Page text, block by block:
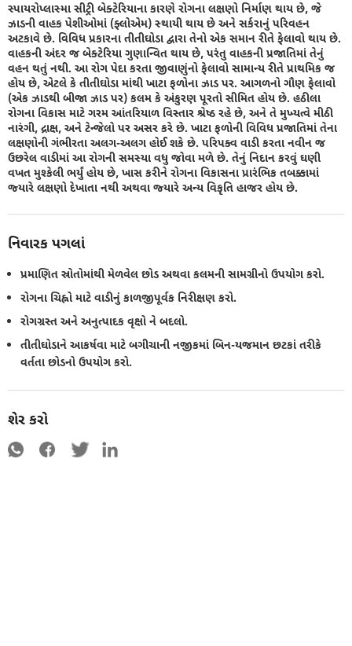
સ્પાયરોપ્લાસ્મા સીટ્રી બેક્ટેરિયાના કારણે રોગના લક્ષણો નિર્માણ થાય છે, જે
ઝાડની વાહક પેશીઓમાં (ફ્લોએમ) સ્થાયી થાય છે અને સર્કરાનું પરિવહન
અટકાવે છે. વિવિધ પ્રકારના તીતીઘોડા દ્વારા તેનો એક સમાન રીતે ફેલાવો થાય છે.
વાહકની અંદર જ બેક્ટેરિયા ગુણાન્વિત થાય છે, પરંતુ વાહકની પ્રજાતિમાં તેનું
વહન થતું નથી. આ રોગ પેદા કરતા જીવાણુંનો ફેલાવો સામાન્ય રીતે પ્રાથમિક જ
હોય છે, એટલે કે તીતીઘોડા માંથી ખાટા ફળોના ઝાડ પર. આગળનો ગૌણ ફેલાવો
(એક ઝાડથી બીજા ઝાડ પર) કલમ કે અંકુરણ પૂરતો સીમિત હોય છે. હઠીલા
રોગના વિકાસ માટે ગરમ આંતરિયાળ વિસ્તાર શ્રેષ્ઠ રહે છે, અને તે મુખ્યત્વે મીઠી
નારંગી, દ્રાક્ષ, અને ટેન્જેલો પર અસર કરે છે. ખાટા ફળોની વિવિધ પ્રજાતિમાં તેના
લક્ષણોની ગંભીરતા અલગ-અલગ હોઈ શકે છે. પરિપક્વ વાડી કરતા નવીન જ
ઉછરેલ વાડીમાં આ રોગની સમસ્યા વધુ જોવા મળે છે. તેનું નિદાન કરવું ઘણી
વખત મુશ્કેલી ભર્યું હોય છે, ખાસ કરીને રોગના વિકાસના પ્રારંભિક તબક્કામાં
જ્યારે લક્ષણો દેખાતા નથી અથવા જ્યારે અન્ય વિકૃતિ હાજર હોય છે.
નિવારક પગલાં
પ્રમાણિત સ્રોતોમાંથી મેળવેલ છોડ અથવા કલમની સામગ્રીનો ઉપયોગ કરો.
રોગના ચિહ્નો માટે વાડીનું કાળજીપૂર્વક નિરીક્ષણ કરો.
રોગગ્રસ્ત અને અનુત્પાદક વૃક્ષો ને બદલો.
તીતીઘોડાને આકર્ષવા માટે બગીચાની નજીકમાં બિન-યજમાન છટકાં તરીકે
વર્તતા છોડનો ઉપયોગ કરો.
શેર કરો